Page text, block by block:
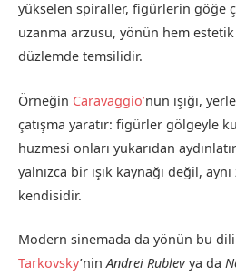
yükselen spiraller, figürlerin göğe
uzanma arzusu, yönün hem
düzlemde temsilidir.
Örneğin Caravaggio’nun ışığı,
çatışma yaratır: figürler gölgeyle
huzmesi onları yukarıdan
yalnızca bir ışık kaynağı değil,
kendisidir.
Modern sinemada da yönün bu dili
Tarkovsky’nin Andrei Rublevya da